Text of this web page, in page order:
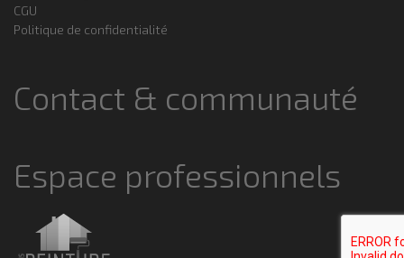
CGU
Politique de confidentialité
Contact & communauté
Espace professionnels